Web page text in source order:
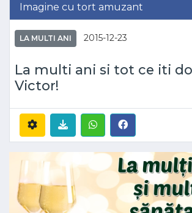
Imagine cu tort amuzant
LA MULTI ANI 2015-12-23
La multi ani si tot ce iti
Victor!